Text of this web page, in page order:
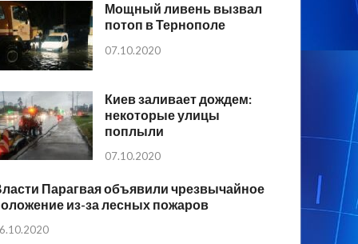
Мощный ливень вызвал
потоп в Тернополе
07.10.2020
Киев заливает дождем:
некоторые улицы
поплыли
07.10.2020
Парагвая объявили чрезвычайное
из-за лесных пожаров